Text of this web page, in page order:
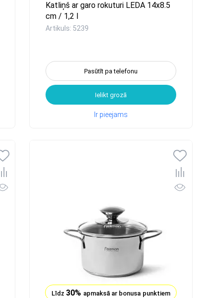
Katliņš ar garo rokuturi LEDA 14x8.5
cm / 1,2 l
Artikuls: 5239
Pasūtīt pa telefonu
Ielikt grozā
Ir pieejams
Līdz 30% apmaksā ar bonusa punktiem